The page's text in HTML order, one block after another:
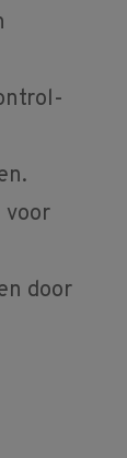
voor
door